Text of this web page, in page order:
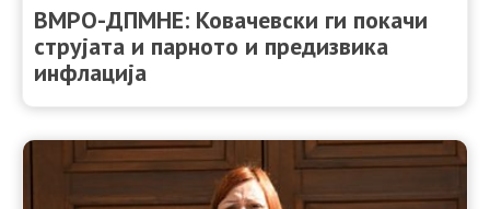
ВМРО-ДПМНЕ: Ковачевски ги покачи
струјата и парното и предизвика
инфлација